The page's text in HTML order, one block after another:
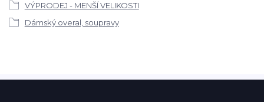
VÝPRODEJ - MENŠÍ VELIKOSTI
Dámský overal, soupravy